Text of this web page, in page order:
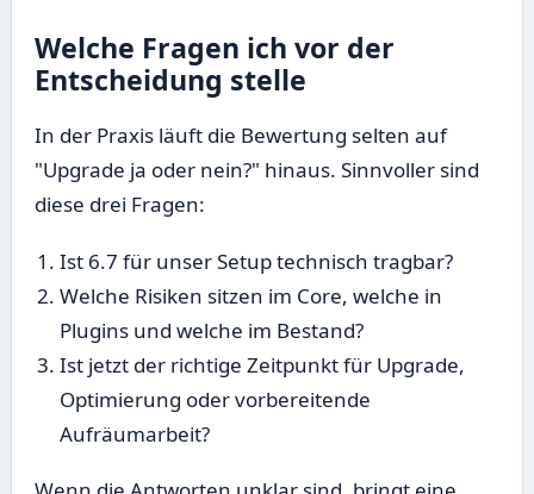
Welche Fragen ich vor der
Entscheidung stelle
In der Praxis läuft die Bewertung selten auf
"Upgrade ja oder nein?" hinaus. Sinnvoller sind
diese drei Fragen:
Ist 6.7 für unser Setup technisch tragbar?
Welche Risiken sitzen im Core, welche in
Plugins und welche im Bestand?
Ist jetzt der richtige Zeitpunkt für Upgrade,
Optimierung oder vorbereitende
Aufräumarbeit?